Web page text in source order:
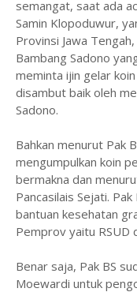
semangat, saat ada
Samin Klopoduwur,
Provinsi Jawa
Bambang Sadono
meminta ijin gelar
disambut baik oleh
Sadono.
Bahkan menurut Pak
mengumpulkan koin
bermakna dan
Pancasilais Sejati.
bantuan kesehatan
Pemprov yaitu RSUD
Benar saja, Pak BS
Moewardi untuk